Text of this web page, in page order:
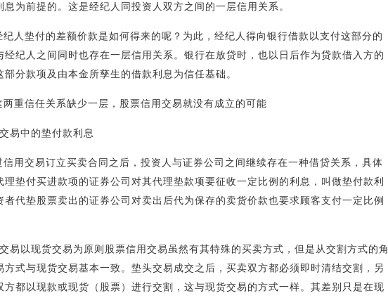
息为前提的。这是经纪人同投资人双方之间的一层信用关系。
纪人垫付的差额价款是如何得来的呢？为此，经纪人得向银行借款以支付这部分的
经纪人之间同时也存在一层信用关系。银行在放贷时，也以日后作为贷款借入方的
分款项及由本金所孳生的借款利息为信任基础。
两重信任关系缺少一层，股票信用交易就没有成立的可能
易中的垫付款利息
信用交易订立买卖合同之后，投资人与证券公司之间继续存在一种借贷关系，具体
理垫付买进款项的证券公司对其代理垫款项要征收一定比例的利息，叫做垫付款利
者代垫股票卖出的证券公司对卖出后代为保存的卖货价款也要求顾客支付一定比例
易以现货交易为原则股票信用交易虽然有其特殊的买卖方式，但是从交割方式的角
方式与现货交易基本一致。垫头交易成交之后，买卖双方都必须即时清结交割，另
方都以现款或现货（股票）进行交割，这与现货交易的方式一样。其差别只是在现